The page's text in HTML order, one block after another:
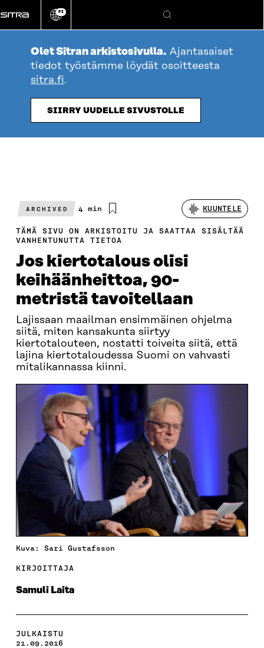
suoraan
sisältöön
Vaihda
kieli
FI
Hae
Olet Sitran arkistosivulla. Ajantasaiset
tiedot työstämme löydät osoitteesta
sitra.fi.
SIIRRY UUDELLE SIVUSTOLLE
ARCHIVED
Arvioitu
4 min KUUNTELE
TÄMÄ SIVU ON ARKISTOITU JA SAATTAA SISÄLTÄÄ
VANHENTUNUTTA TIETOA
Jos kiertotalous olisi
keihäänheittoa, 90-
metristä tavoitellaan
Lajissaan maailman ensimmäinen ohjelma
siitä, miten kansakunta siirtyy
kiertotalouteen, nostatti toiveita siitä, että
lajina kiertotaloudessa Suomi on vahvasti
mitalikannassa kiinni.
Kuva: Sari Gustafsson
KIRJOITTAJA
Samuli Laita
JULKAISTU
21.09.2016